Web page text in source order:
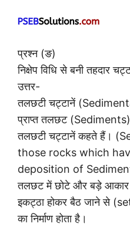
प्रश्न (ङ)
निक्षेप विधि से बनी तहदार
उत्तर-
तलछटी चट्टानें
प्राप्त तलछट
तलछटी चट्टानें कहते हैं।
those rocks which
deposition of
तलछट में छोटे और बड़े
इकट्ठा होकर बैठ जाने से
का निर्माण होता है।